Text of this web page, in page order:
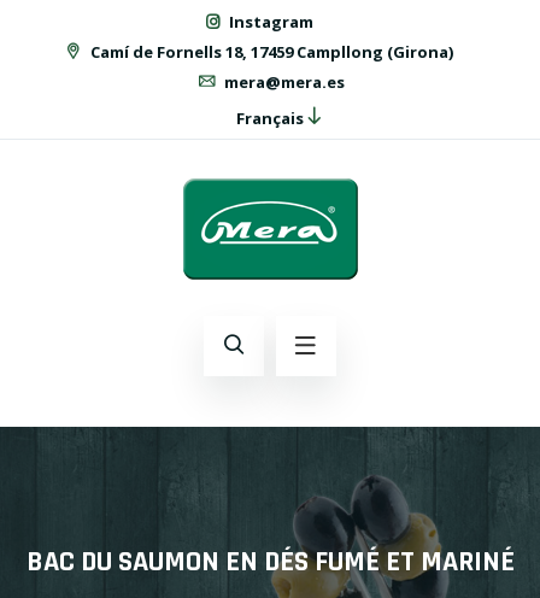
Instagram
Camí de Fornells 18, 17459 Campllong (Girona)
mera@mera.es
Français
BAC DU SAUMON EN DÉS FUMÉ ET MARINÉ